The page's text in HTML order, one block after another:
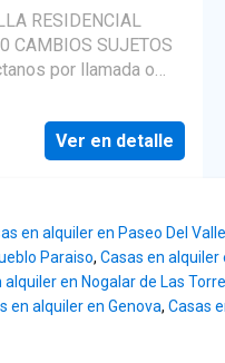
·Cocina
de servicio·
Recámara con closet
RESIDENCIAL
Ver en detalle
en alquiler en Paseo Del Valle
Paraiso, Casas en alquiler
alquiler en Nogalar de Las
en alquiler en Genova, Casas